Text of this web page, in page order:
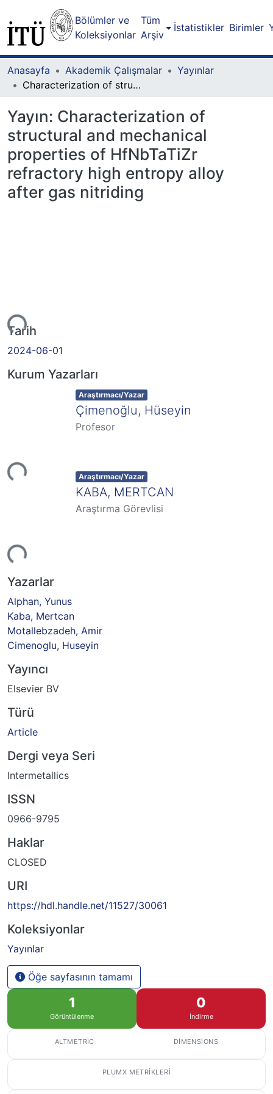
Bölümler ve
Koleksiyonlar
Tüm
Arşiv
İstatistikler Birimler
Anasayfa Akademik Çalışmalar
Yayınlar
Characterization of structural and mechanical properties of HfNbTaTiZr refractory high entropy alloy after gas nitriding
Yayın: Characterization of
structural and mechanical
properties of HfNbTaTiZr
refractory high entropy alloy
after gas nitriding
Tarih
2024-06-01
Kurum Yazarları
Item type:
Araştırmacı/Yazar ,
Çimenoğlu, Hüseyin
Profesor
Item type:
Araştırmacı/Yazar ,
KABA, MERTCAN
Araştırma Görevlisi
Yazarlar
Alphan, Yunus
Kaba, Mertcan
Motallebzadeh, Amir
Cimenoglu, Huseyin
Yayıncı
Elsevier BV
Türü
Article
Dergi veya Seri
Intermetallics
ISSN
0966-9795
Haklar
CLOSED
URI
https://hdl.handle.net/11527/30061
Koleksiyonlar
Yayınlar
Öğe sayfasının tamamı
1
Görüntülenme
0
İndirme
ALTMETRIC DIMENSIONS
PLUMX METRIKLERI